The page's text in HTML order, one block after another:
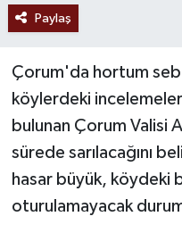
Paylaş
Çorum'da hortum
köylerdeki
bulunan Çorum Valisi
sürede sarılacağını
hasar büyük, köydeki
oturulamayacak